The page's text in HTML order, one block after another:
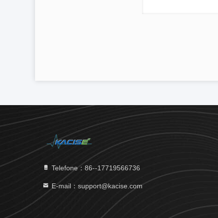
Telefone：86--17719566736
E-mail：support@kacise.com